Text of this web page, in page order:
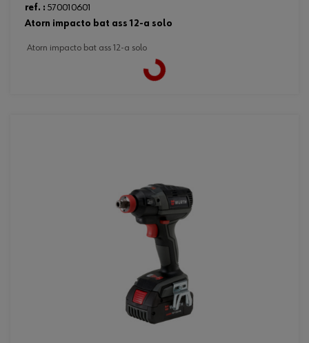
ref. : 570010601
atorn impacto bat ass 12-a solo
atorn impacto bat ass 12-a solo
Loading...